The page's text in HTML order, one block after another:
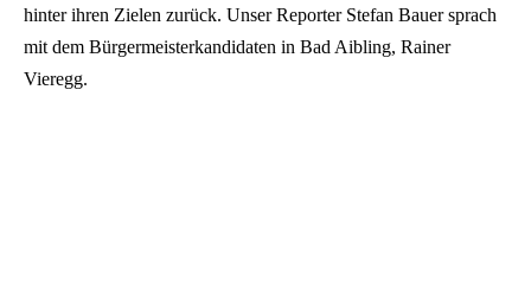
hinter ihren Zielen zurück. Unser Reporter Stefan Bauer sprach
mit dem Bürgermeisterkandidaten in Bad Aibling, Rainer
Vieregg.